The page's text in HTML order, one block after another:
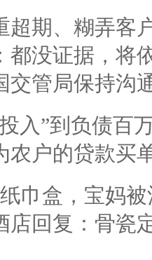
超期、糊弄客
都没证据，将
交管局保持沟
入”到负债百
农户的贷款买
巾盒，宝妈
店回复：骨瓷